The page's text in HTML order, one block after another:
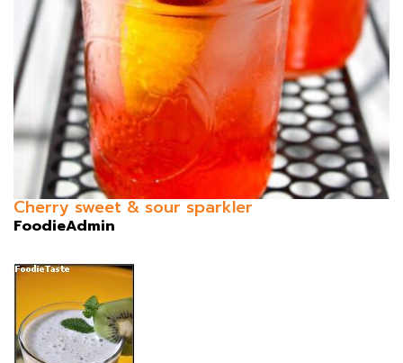
Cherry sweet & sour sparkler
FoodieAdmin